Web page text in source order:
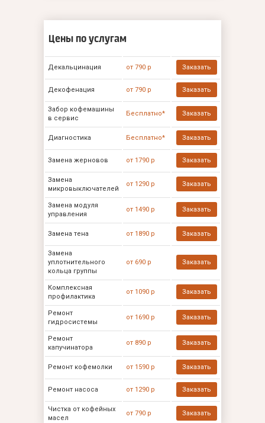
Цены по услугам
Декальцинация от 790 р Заказать
Декофенация от 790 р Заказать
Забор кофемашины
в сервис
Бесплатно* Заказать
Диагностика Бесплатно* Заказать
Замена жерновов от 1790 р Заказать
Замена
микровыключателей
от 1290 р Заказать
Замена модуля
управления
от 1490 р Заказать
Замена тена от 1890 р Заказать
Замена
уплотнительного
кольца группы
от 690 р Заказать
Комплексная
профилактика
от 1090 р Заказать
Ремонт
гидросистемы
от 1690 р Заказать
Ремонт
капучинатора
от 890 р Заказать
Ремонт кофемолки от 1590 р Заказать
Ремонт насоса от 1290 р Заказать
Чистка от кофейных
масел
от 790 р Заказать